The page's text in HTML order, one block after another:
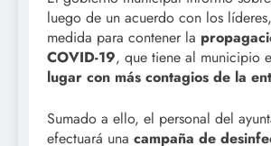
luego de un acuerdo con los
medida para contener la
COVID-19, que tiene al municipio
lugar con más contagios de la
Sumado a ello, el personal del
efectuará una campaña de